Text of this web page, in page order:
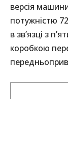
версія
потужністю
в зв’язці з
коробкою